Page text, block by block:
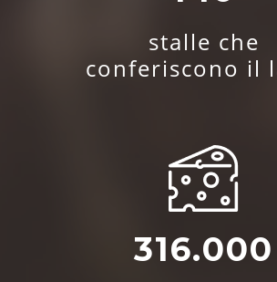
stalle che
conferiscono il
316.000